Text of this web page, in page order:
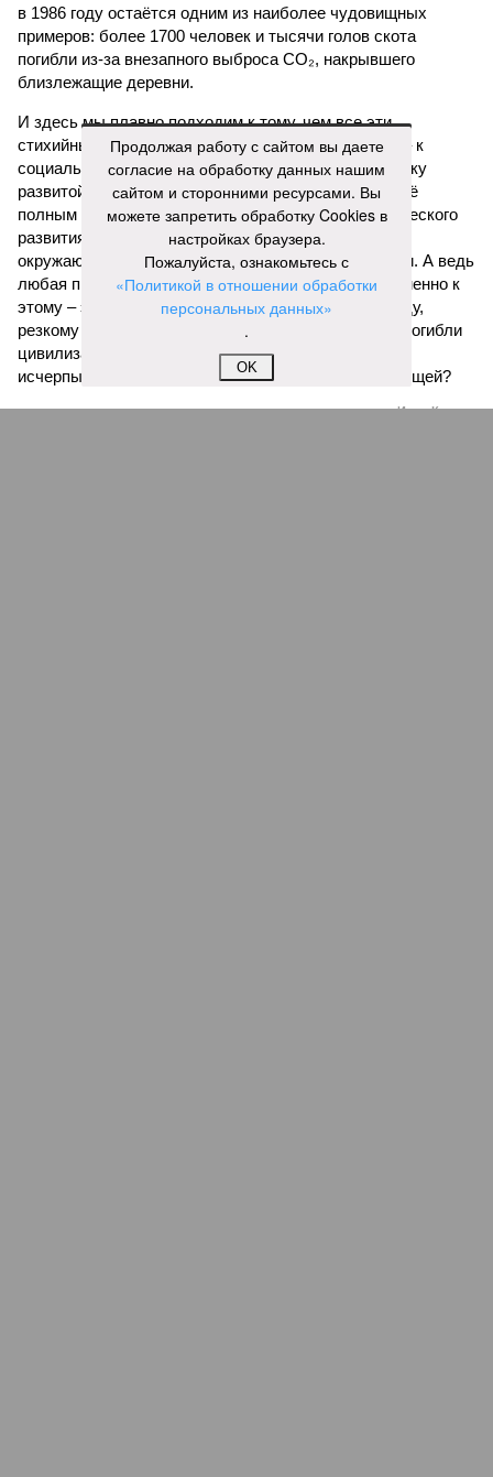
в 1986 году остаётся одним из наиболее чудовищных
примеров: более 1700 человек и тысячи голов скота
погибли из-за внезапного выброса CO₂, накрывшего
близлежащие деревни.
И здесь мы плавно подходим к тому, чем все эти
стихийные бедствия могут закончиться. А именно – к
социальному коллапсу, то есть фактическому упадку
развитой цивилизации, зачастую с последующим её
полным уничтожением. Среди причин такого трагического
развития событий учёные называют деградацию
окружающей среды, истощение ресурсов и болезни. А ведь
любая природная катастрофа непременно ведёт именно к
этому – экономическому кризису, эпидемиям, голоду,
резкому сокращению численности населения. Так погибли
цивилизации шумеров, майя, кхмеров – список не
исчерпывающий. Какая цивилизация будет следующей?
Илья Космач
Продолжая работу с сайтом вы даете
согласие на обработку данных нашим
сайтом и сторонними ресурсами. Вы
можете запретить обработку Cookies в
настройках браузера.
Пожалуйста, ознакомьтесь с
«Политикой в отношении обработки
персональных данных»
.
OK